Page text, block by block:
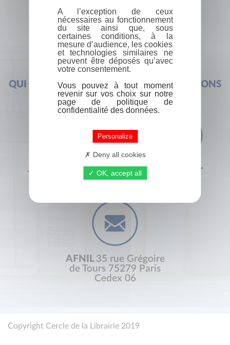
QUI SOMMES-NOUS ? FOIRE AUX QUESTIONS
+33 (0) 1 44 41 29 19 CONTACT
AFNIL 35 rue Grégoire
de Tours 75279 Paris
Cedex 06
Copyright Cercle de la Librairie 2019
A l’exception de ceux
nécessaires au fonctionnement
du site ainsi que, sous
certaines conditions, à la
mesure d’audience, les cookies
et technologies similaires ne
peuvent être déposés qu’avec
votre consentement.
Vous pouvez à tout moment
revenir sur vos choix sur notre
page de politique de
confidentialité des données.
Personalize
Deny all cookies
OK, accept all